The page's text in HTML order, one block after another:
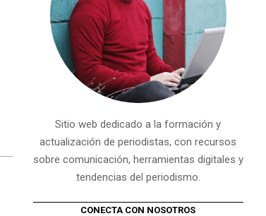
Sitio web dedicado a la formación y
actualización de periodistas, con recursos
sobre comunicación, herramientas digitales y
tendencias del periodismo.
CONECTA CON NOSOTROS